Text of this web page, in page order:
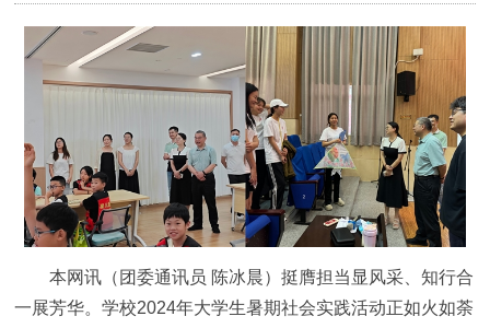
本网讯（团委通讯员 陈冰晨）挺膺担当显风采、知行合
一展芳华。学校2024年大学生暑期社会实践活动正如火如荼